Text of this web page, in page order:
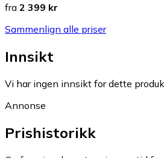
fra 2 399 kr
Sammenlign alle priser
Innsikt
Vi har ingen innsikt for dette
Annonse
Prishistorikk